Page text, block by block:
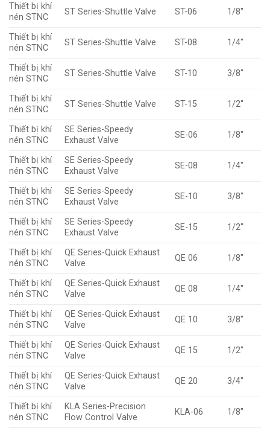
Thiết bị khí
nén STNC
ST Series-Shuttle Valve ST-06 1/8″
Thiết bị khí
nén STNC
ST Series-Shuttle Valve ST-08 1/4″
Thiết bị khí
nén STNC
ST Series-Shuttle Valve ST-10 3/8″
Thiết bị khí
nén STNC
ST Series-Shuttle Valve ST-15 1/2″
Thiết bị khí
nén STNC
SE Series-Speedy
Exhaust Valve
SE-06 1/8″
Thiết bị khí
nén STNC
SE Series-Speedy
Exhaust Valve
SE-08 1/4″
Thiết bị khí
nén STNC
SE Series-Speedy
Exhaust Valve
SE-10 3/8″
Thiết bị khí
nén STNC
SE Series-Speedy
Exhaust Valve
SE-15 1/2″
Thiết bị khí
nén STNC
QE Series-Quick Exhaust
Valve
QE 06 1/8″
Thiết bị khí
nén STNC
QE Series-Quick Exhaust
Valve
QE 08 1/4″
Thiết bị khí
nén STNC
QE Series-Quick Exhaust
Valve
QE 10 3/8″
Thiết bị khí
nén STNC
QE Series-Quick Exhaust
Valve
QE 15 1/2″
Thiết bị khí
nén STNC
QE Series-Quick Exhaust
Valve
QE 20 3/4″
Thiết bị khí
nén STNC
KLA Series-Precision
Flow Control Valve
KLA-06 1/8″